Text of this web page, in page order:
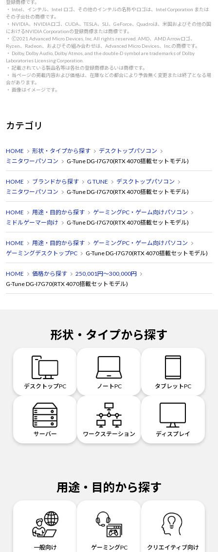
登録商標です。
・ Intel、インテル、Intel ロゴ、その他のインテルの名称やロゴは、Intel Corporation または
その子会社の商標です。
・ NVIDIA、NVIDIAロゴ、CUDA、TESLA、SLI、GeForce、Quadroは、米国およびその他の国
におけるNVIDIA Corporationの登録商標または商標です。
・ 🄫2021 Advanced Micro Devices, Inc. All rights reserved. AMD、AMD Arrowロゴ、
Ryzen、Radeon、およびその組み合わせは、Advanced Micro Devices、Inc.の商標です。
・ Dolby, Dolby Audio, Dolby Atmos, and the double-D symbol are trademarks of Dolby
Laboratories Licensing Corporation.
・ 記載されている製品名等は各社の登録商標あるいは商標です。
・ 当ページの掲載内容および価格は、在庫などの都合により予告無く変更または終了となる場
合があります。
・ 画像はイメージです。
カテゴリ
HOME 形状・タイプから探す
デスクトップパソコン
ミニタワーパソコン
G-Tune DG-I7G70(RTX 4070搭載セットモデル)
HOME ブランドから探す G TUNE
デスクトップパソコン
ミニタワーパソコン
G-Tune DG-I7G70(RTX 4070搭載セットモデル)
HOME 用途・目的から探す
ゲーミングPC・ゲーム向けパソコン
ミドルゲーマー向け
G-Tune DG-I7G70(RTX 4070搭載セットモデル)
HOME 用途・目的から探す
ゲーミングPC・ゲーム向けパソコン
ゲーミングデスクトップPC
G-Tune DG-I7G70(RTX 4070搭載セットモデル)
HOME 価格から探す
250,001円～300,000円
G-Tune DG-I7G70(RTX 4070搭載セットモデル)
形状・タイプから探す
デスクトップPC ノートPC タブレットPC
サーバー ワークステーション ディスプレイ
用途・目的から探す
一般向け
ゲーミングPC
クリエイティブ向け